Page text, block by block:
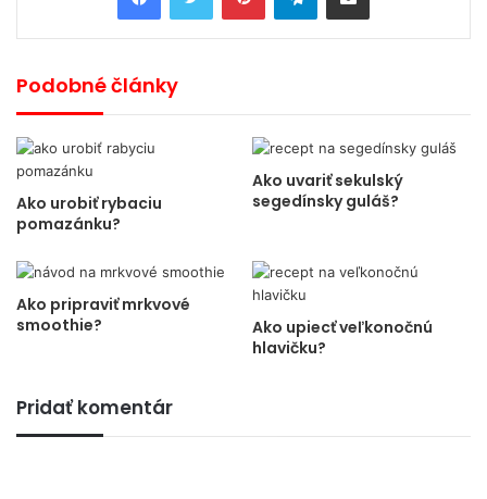
Podobné články
Ako urobiť rybaciu
pomazánku?
Ako uvariť sekulský
segedínsky guláš?
Ako pripraviť mrkvové
smoothie?
Ako upiecť veľkonočnú
hlavičku?
Pridať komentár